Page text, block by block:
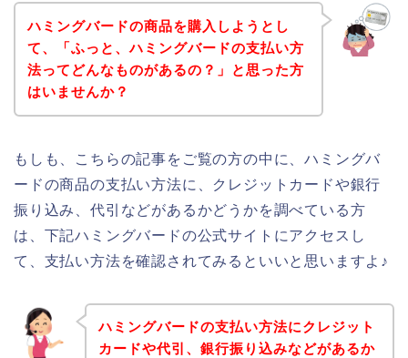
ハミングバードの商品を購入しようとし
て、「ふっと、ハミングバードの支払い方
法ってどんなものがあるの？」と思った方
はいませんか？
もしも、こちらの記事をご覧の方の中に、ハミングバ
ードの商品の支払い方法に、クレジットカードや銀行
振り込み、代引などがあるかどうかを調べている方
は、下記ハミングバードの公式サイトにアクセスし
て、支払い方法を確認されてみるといいと思いますよ♪
ハミングバードの支払い方法にクレジット
カードや代引、銀行振り込みなどがあるか